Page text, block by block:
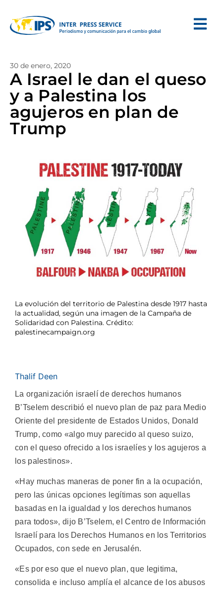
30 de enero, 2020
A Israel le dan el queso
y a Palestina los
agujeros en plan de
Trump
La evolución del territorio de Palestina desde 1917 hasta
la actualidad, según una imagen de la Campaña de
Solidaridad con Palestina. Crédito:
palestinecampaign.org
Thalif Deen
La organización israelí de derechos humanos
B’Tselem describió el nuevo plan de paz para Medio
Oriente del presidente de Estados Unidos, Donald
Trump, como «algo muy parecido al queso suizo,
con el queso ofrecido a los israelíes y los agujeros a
los palestinos».
«Hay muchas maneras de poner fin a la ocupación,
pero las únicas opciones legítimas son aquellas
basadas en la igualdad y los derechos humanos
para todos», dijo B’Tselem, el Centro de Información
Israelí para los Derechos Humanos en los Territorios
Ocupados, con sede en Jerusalén.
«Es por eso que el nuevo plan, que legitima,
consolida e incluso amplía el alcance de los abusos